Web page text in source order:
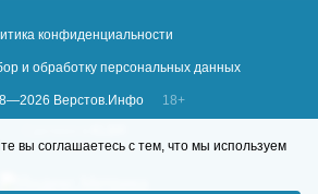
конфиденциальности
и обработку персональных данных
2026 Верстов.Инфо
18+
вы соглашаетесь с тем, что мы используем